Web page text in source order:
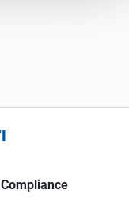
Compliance